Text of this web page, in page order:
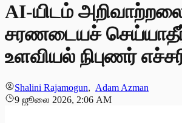
AI-யிடம்
சரணடையச்
உளவியல் நிபுணர்
Shalini Rajamogun, Adam Azman
9 ஜூலை 2026, 2:06 AM